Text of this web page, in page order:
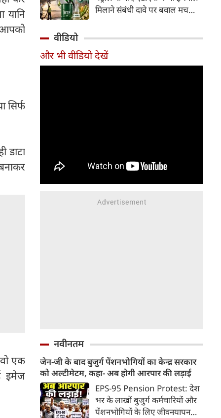
एक
इमेज
इसके अलावा Redmi Note 17 में
Corning Gorilla Glass 7i
चेसिस जैसे फीचर्स मिलते हैं।
मिलाने संबंधी दावे पर बवाल मच
इथेनॉल मिलाने की कोई योजना नहीं
है।
वीडियो
और भी वीडियो देखें
नवीनतम
जेन-जी के बाद बुजुर्ग पेंशनभोगियों का केन्द्र सरकार
को अल्टीमेटम, कहा- अब होगी आरपार की लड़ाई
EPS-95 Pension Protest: देश
भर के लाखों बुजुर्ग कर्मचारियों और
पेंशनभोगियों के लिए जीवनयापन